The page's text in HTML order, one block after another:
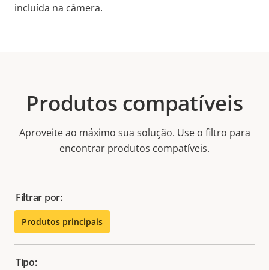
incluída na câmera.
Produtos compatíveis
Aproveite ao máximo sua solução. Use o filtro para
encontrar produtos compatíveis.
Filtrar por:
Produtos principais
Tipo: